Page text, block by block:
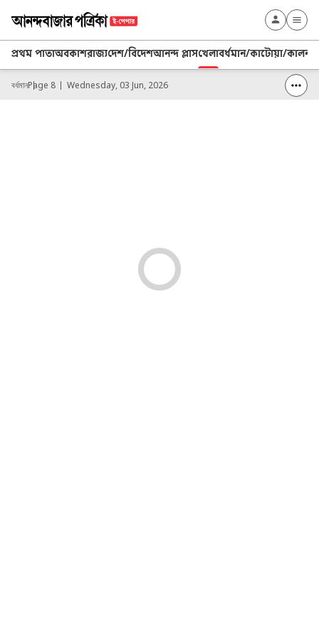
প্রথম পাতাঅবকাশরাজ্যদেশ/বিদেশআনন্দ প্লাসখেলাবর্ধমান/কাটোয়া/কালনা
বর্ধমানPage 8 Wednesday, 03 Jun, 2026